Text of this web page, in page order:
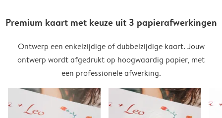
Premium kaart met keuze uit 3 papierafwerkingen
Ontwerp een enkelzijdige of dubbelzijdige kaart. Jouw
ontwerp wordt afgedrukt op hoogwaardig papier, met
een professionele afwerking.